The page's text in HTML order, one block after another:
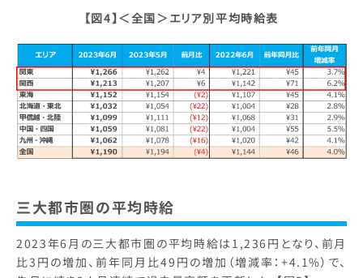
【図4】＜全国＞エリア別平均時給表
三大都市圏の平均時給
2023年6月の三大都市圏の平均時給は1,236円となり、前月
比3円の増加、前年同月比49円の増加（増減率：+4.1%）で、